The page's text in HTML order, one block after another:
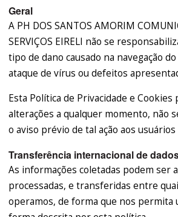
Geral
A PH DOS SANTOS AMORIM
SERVIÇOS EIRELI não se
tipo de dano causado na navegação
ataque de vírus ou defeitos
Esta Política de Privacidade e
alterações a qualquer momento, não
o aviso prévio de tal ação aos usuários
Transferência internacional de
As informações coletadas podem ser
processadas, e transferidas entre
operamos, de forma que nos permita